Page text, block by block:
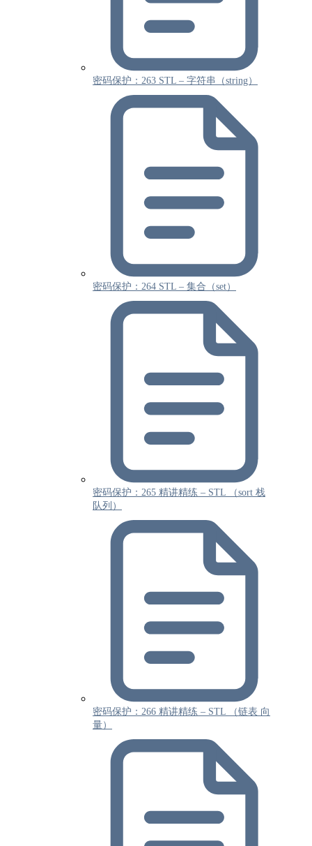
密码保护：263 STL – 字符串（string）
密码保护：264 STL – 集合（set）
密码保护：265 精讲精练 – STL （sort 栈
队列）
密码保护：266 精讲精练 – STL （链表 向
量）